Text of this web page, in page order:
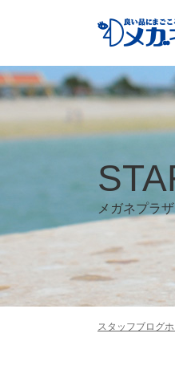
メガネプラ
スタッフブログ